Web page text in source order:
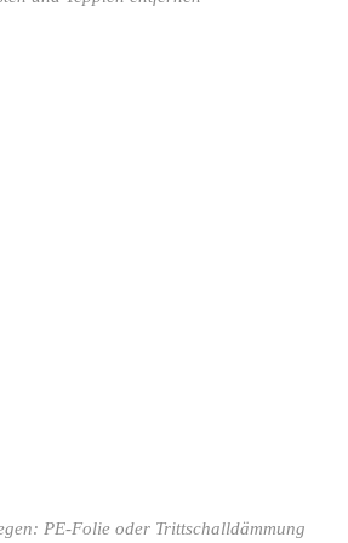
PE-Folie oder Trittschalldämmung